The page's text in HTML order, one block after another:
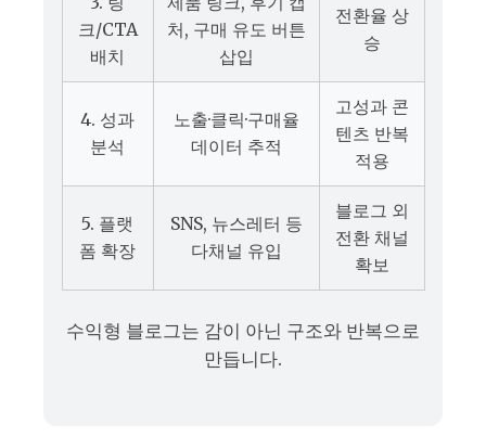
크/CTA
배치
처, 구매 유도 버튼
삽입
전환율 상
승
4. 성과
분석
노출·클릭·구매율
데이터 추적
고성과 콘
텐츠 반복
적용
5. 플랫
폼 확장
SNS, 뉴스레터 등
다채널 유입
블로그 외
전환 채널
확보
수익형 블로그는 감이 아닌 구조와 반복으로
만듭니다.